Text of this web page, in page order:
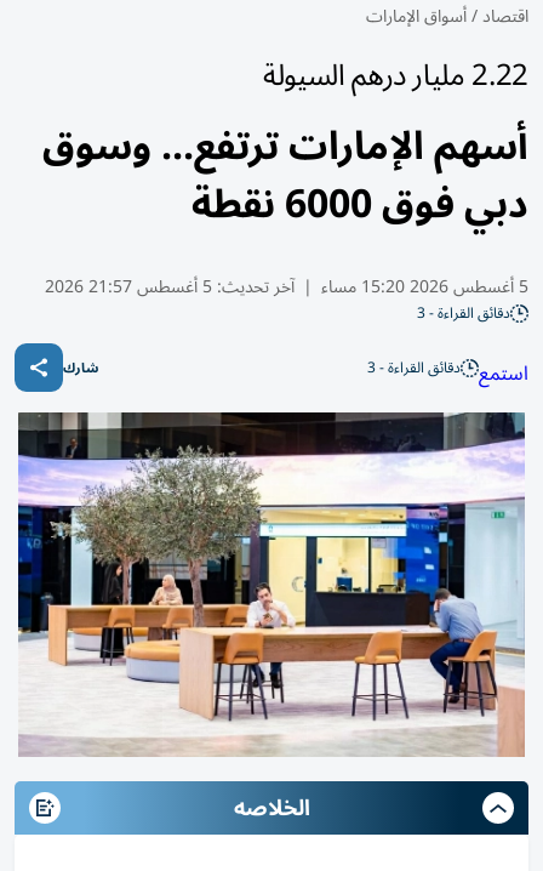
اقتصاد/أسواق الإمارات
2.22 مليار درهم السيولة
أسهم الإمارات ترتفع... وسوق
دبي فوق 6000 نقطة
5 أغسطس 2026 15:20 مساء | آخر تحديث:5 أغسطس 21:57 2026
دقائق القراءة - 3
استمع دقائق القراءة - 3 شارك
الخلاصه